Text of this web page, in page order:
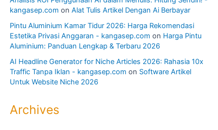
kangasep.com on Alat Tulis Artikel Dengan Ai Berbayar
Pintu Aluminium Kamar Tidur 2026: Harga Rekomendasi
Estetika Privasi Anggaran - kangasep.com on Harga Pintu
Aluminium: Panduan Lengkap & Terbaru 2026
AI Headline Generator for Niche Articles 2026: Rahasia 10x
Traffic Tanpa Iklan - kangasep.com on Software Artikel
Untuk Website Niche 2026
Archives